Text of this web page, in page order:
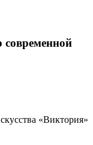
современной
«Виктория»